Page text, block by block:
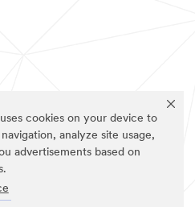
cookies on your device to
analyze site usage,
advertisements based on